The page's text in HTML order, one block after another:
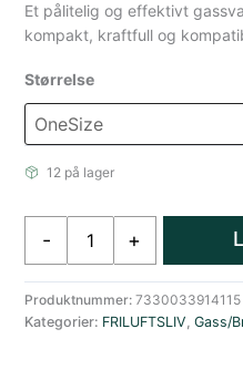
Et pålitelig og effektivt
kompakt, kraftfull og
Størrelse
12 på lager
-
S.I.P
450g
+
Produktnummer:7330033914115
Kategorier: FRILUFTSLIV,Gass/